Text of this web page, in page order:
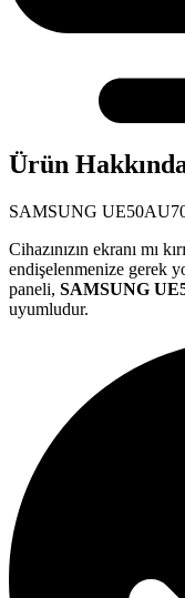
Ürün
SAMSUNG
Cihazınızın ekranı mı
endişelenmenize gerek
paneli, SAMSUNG
uyumludur.